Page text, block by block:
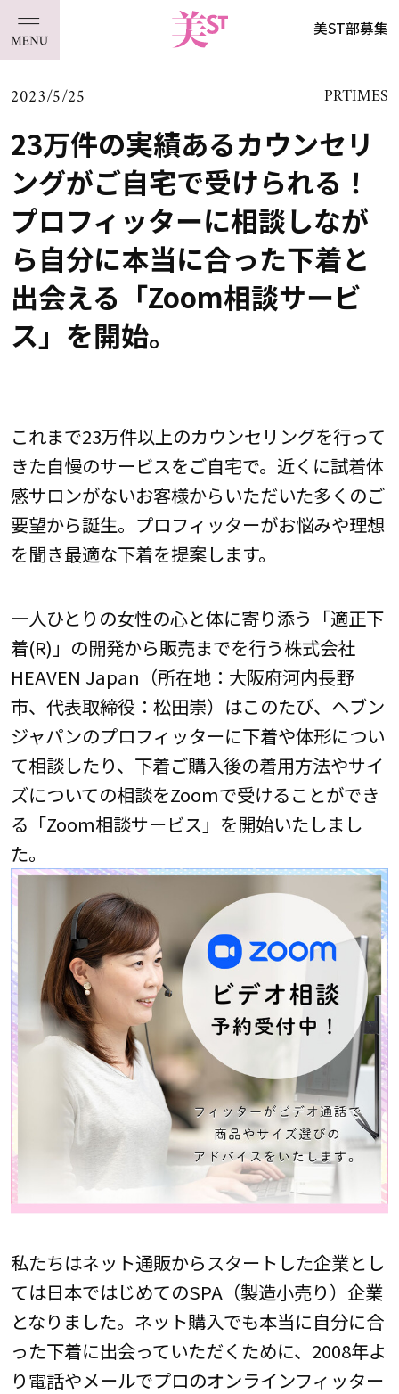
美ST部募集
2023/5/25 PRTIMES
23万件の実績あるカウンセリ
ングがご自宅で受けられる！
プロフィッターに相談しなが
ら自分に本当に合った下着と
出会える「Zoom相談サービ
ス」を開始。
これまで23万件以上のカウンセリングを行って
きた自慢のサービスをご自宅で。近くに試着体
感サロンがないお客様からいただいた多くのご
要望から誕生。プロフィッターがお悩みや理想
を聞き最適な下着を提案します。
一人ひとりの女性の心と体に寄り添う「適正下
着(R)」の開発から販売までを行う株式会社
HEAVEN Japan（所在地：大阪府河内長野
市、代表取締役：松田崇）はこのたび、ヘブン
ジャパンのプロフィッターに下着や体形につい
て相談したり、下着ご購入後の着用方法やサイ
ズについての相談をZoomで受けることができ
る「Zoom相談サービス」を開始いたしまし
た。
私たちはネット通販からスタートした企業とし
ては日本ではじめてのSPA（製造小売り）企業
となりました。ネット購入でも本当に自分に合
った下着に出会っていただくために、2008年よ
り電話やメールでプロのオンラインフィッター